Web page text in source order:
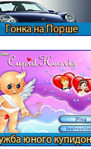
Гонка на Порше
юного